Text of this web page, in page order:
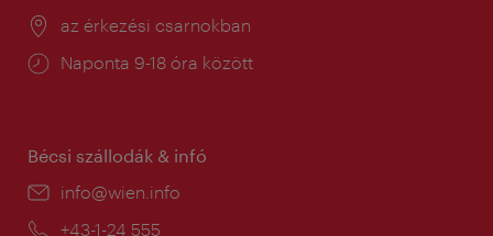
Helyszín:
az érkezési csarnokban
Nyitva
Naponta 9-18 óra között
Bécsi szállodák & infó
E-
info@wien.info
Telefon:
+43-1-24 555